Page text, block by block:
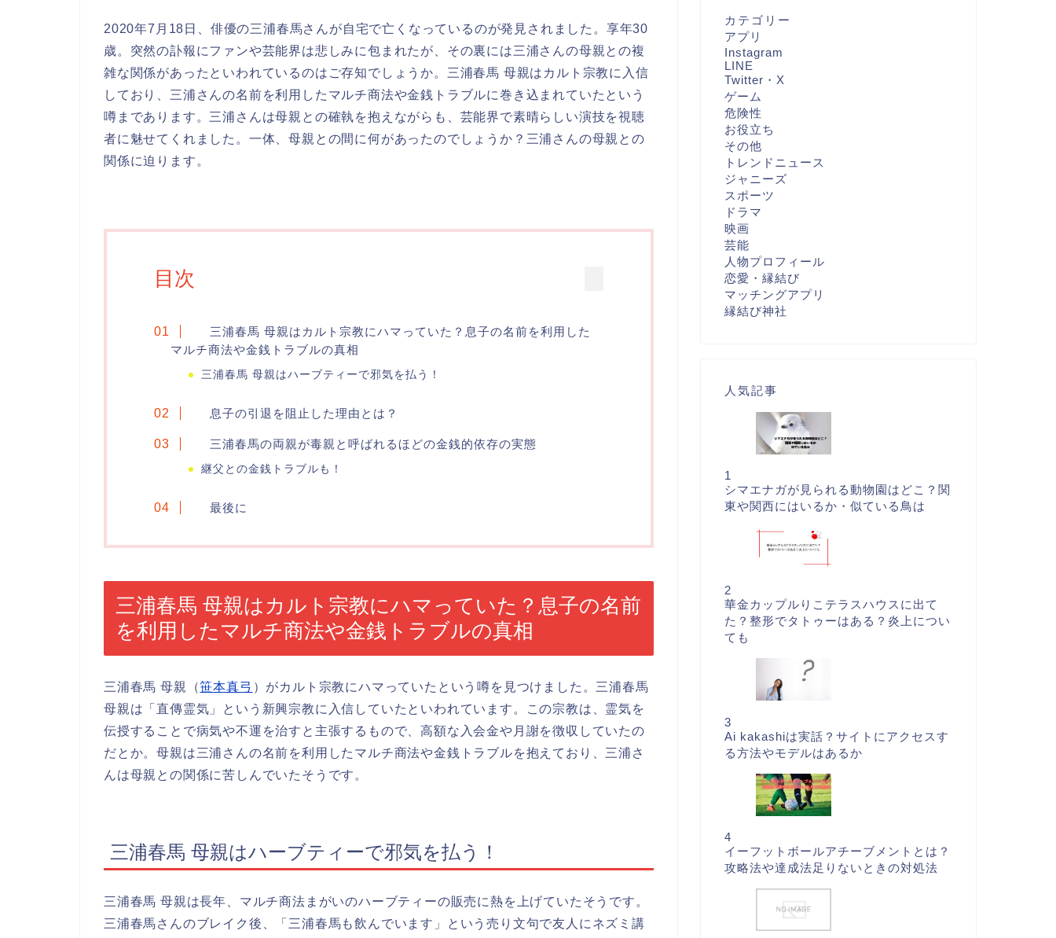
2020年7月18日、俳優の三浦春馬さんが自宅で亡くなっているのが発見されました。享年30
歳。突然の訃報にファンや芸能界は悲しみに包まれたが、その裏には三浦さんの母親との複
雑な関係があったといわれているのはご存知でしょうか。三浦春馬 母親はカルト宗教に入信
しており、三浦さんの名前を利用したマルチ商法や金銭トラブルに巻き込まれていたという
噂まであります。三浦さんは母親との確執を抱えながらも、芸能界で素晴らしい演技を視聴
者に魅せてくれました。一体、母親との間に何があったのでしょうか？三浦さんの母親との
関係に迫ります。
目次
三浦春馬 母親はカルト宗教にハマっていた？息子の名前を利用した
マルチ商法や金銭トラブルの真相
三浦春馬 母親はハーブティーで邪気を払う！
息子の引退を阻止した理由とは？
三浦春馬の両親が毒親と呼ばれるほどの金銭的依存の実態
継父との金銭トラブルも！
最後に
三浦春馬 母親はカルト宗教にハマっていた？息子の名前
を利用したマルチ商法や金銭トラブルの真相
三浦春馬 母親（笹本真弓 ）がカルト宗教にハマっていたという噂を見つけました。三浦春馬
母親は「直傳霊気」という新興宗教に入信していたといわれています。この宗教は、霊気を
伝授することで病気や不運を治すと主張するもので、高額な入会金や月謝を徴収していたの
だとか。母親は三浦さんの名前を利用したマルチ商法や金銭トラブルを抱えており、三浦さ
んは母親との関係に苦しんでいたそうです。
三浦春馬 母親はハーブティーで邪気を払う！
三浦春馬 母親は長年、マルチ商法まがいのハーブティーの販売に熱を上げていたそうです。
三浦春馬さんのブレイク後、「三浦春馬も飲んでいます」という売り文句で友人にネズミ講
カテゴリー
アプリ
Instagram
LINE
Twitter・X
ゲーム
危険性
お役立ち
その他
トレンドニュース
ジャニーズ
スポーツ
ドラマ
映画
芸能
人物プロフィール
恋愛・縁結び
マッチングアプリ
縁結び神社
人気記事
1
シマエナガが見られる動物園はどこ？関
東や関西にはいるか・似ている鳥は
2
華金カップルりこテラスハウスに出て
た？整形でタトゥーはある？炎上につい
ても
3
Ai kakashiは実話？サイトにアクセスす
る方法やモデルはあるか
4
イーフットボールアチーブメントとは？
攻略法や達成法足りないときの対処法